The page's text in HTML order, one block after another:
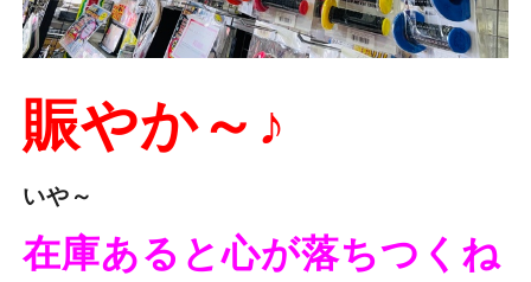
賑やか～♪
いや～
在庫あると心が落ちつくね